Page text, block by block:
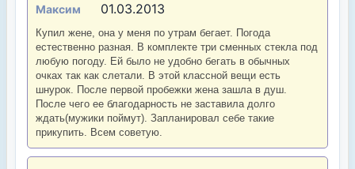
Максим 01.03.2013
Купил жене, она у меня по утрам бегает. Погода
естественно разная. В комплекте три сменных стекла под
любую погоду. Ей было не удобно бегать в обычных
очках так как слетали. В этой классной вещи есть
шнурок. После первой пробежки жена зашла в душ.
После чего ее благодарность не заставила долго
ждать(мужики поймут). Запланировал себе такие
прикупить. Всем советую.